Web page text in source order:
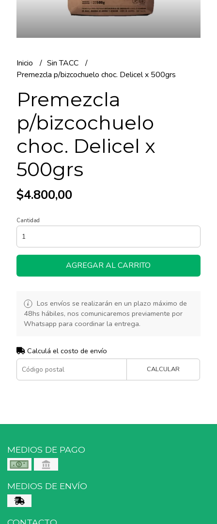
Inicio
Sin TACC
Premezcla p/bizcochuelo choc. Delicel x 500grs
Premezcla
p/bizcochuelo
choc. Delicel x
500grs
$4.800,00
Cantidad
AGREGAR AL CARRITO
Los envíos se realizarán en un plazo máximo de
48hs hábiles, nos comunicaremos previamente por
Whatsapp para coordinar la entrega.
Calculá el costo de envío
CALCULAR
MEDIOS DE PAGO
MEDIOS DE ENVÍO